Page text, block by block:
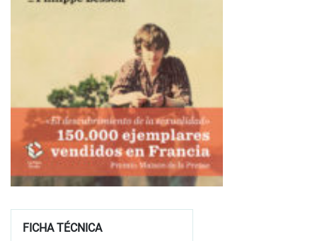
FICHA TÉCNICA